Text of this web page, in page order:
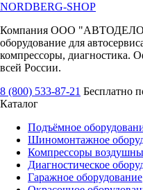
NORDBERG-SHOP
Компания ООО "АВТОДЕЛО"
оборудование для
компрессоры, диагностика.
всей России.
8 (800) 533-87-21 Бесплатно
Каталог
Подъёмное
Шиномонтажное
Компрессоры
Диагностическое
Гаражное оборудование